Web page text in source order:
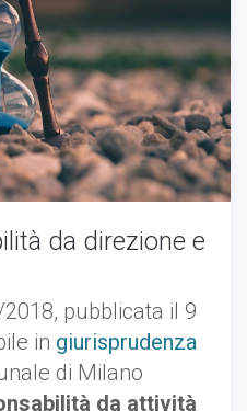
da direzione e
pubblicata il 9
in giurisprudenza
di Milano
da attività